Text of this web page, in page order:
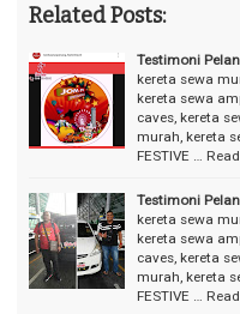
Related Posts:
Testimoni
kereta sewa
kereta sewa
caves, kereta
murah, kereta
FESTIVE …
Testimoni
kereta sewa
kereta sewa
caves, kereta
murah, kereta
FESTIVE …